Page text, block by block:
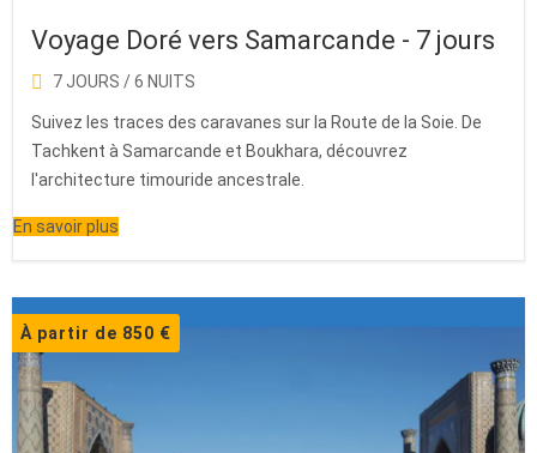
Voyage Doré vers Samarcande - 7 jours
7 JOURS / 6 NUITS
Suivez les traces des caravanes sur la Route de la Soie. De
Tachkent à Samarcande et Boukhara, découvrez
l'architecture timouride ancestrale.
En savoir plus
À partir de 850 €